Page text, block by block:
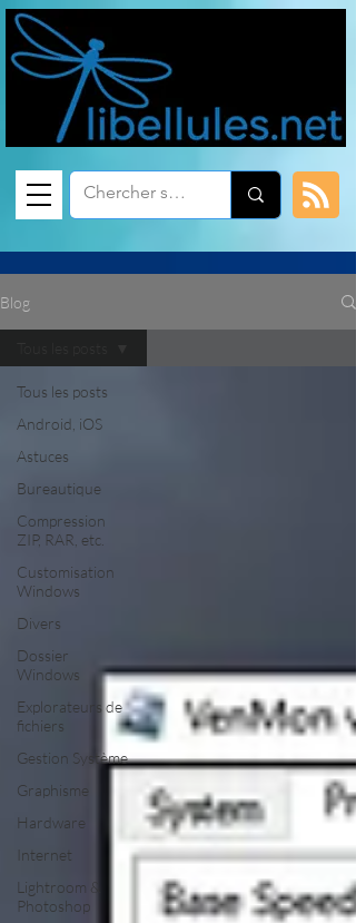
Blog
Tous les posts
Android, iOS
Astuces
Bureautique
Compression
ZIP, RAR, etc.
Customisation
Windows
Divers
Dossier
Windows
Explorateurs de
fichiers
Gestion Système
Graphisme
Hardware
Internet
Lightroom &
Photoshop